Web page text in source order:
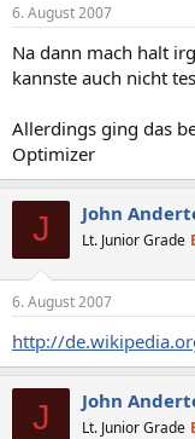
6. August 2007
Na dann mach halt
kannste auch nicht
Allerdings ging das
Optimizer
J John
Lt. Junior Grade
6. August 2007
http://
J John
Lt. Junior Grade